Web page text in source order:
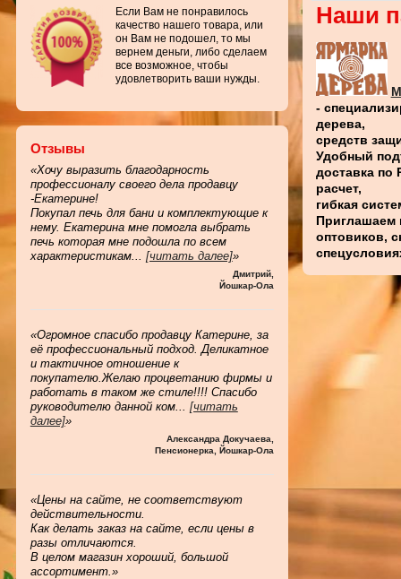
Если Вам не понравилось
качество нашего товара, или
он Вам не подошел, то мы
вернем деньги, либо сделаем
все возможное, чтобы
удовлетворить ваши нужды.
Отзывы
«Хочу выразить благодарность
профессионалу своего дела продавцу
-Екатерине!
Покупал печь для бани и комплектующие к
нему. Екатерина мне помогла выбрать
печь которая мне подошла по всем
характеристикам... [читать далее]»
Дмитрий,
Йошкар-Ола
«Огромное спасибо продавцу Катерине, за
её профессиональный подход. Деликатное
и тактичное отношение к
покупателю.Желаю процветанию фирмы и
работать в таком же стиле!!!! Спасибо
руководителю данной ком... [читать
далее]»
Александра Докучаева
Пенсионерка, Йошкар-Ола
«Цены на сайте, не соответствуют
действительности.
Как делать заказ на сайте, если цены в
разы отличаются.
В целом магазин хороший, большой
ассортимент.»
Наши
-
дерева,
средств
Удобный
доставка
расчет,
гибкая
Приглашаем
оптовиков,